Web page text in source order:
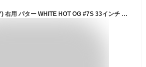
オデッセイ (ODYSSEY) 右用 パター WHITE HOT OG #7S 33インチ メンズ